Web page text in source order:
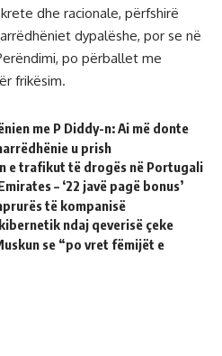
dhe racionale, përfshirë
dypalëshe, por se në
po përballet me
frikësim.
me P Diddy-n: Ai më donte
u prish
e trafikut të drogës në Portugali
– ‘22 javë pagë bonus’
të kompanisë
ndaj qeverisë çeke
se “po vret fëmijët e